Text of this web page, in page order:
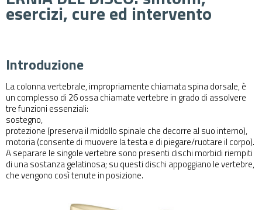
esercizi, cure ed intervento
Introduzione
La colonna vertebrale, impropriamente chiamata spina dorsale, è
un complesso di 26 ossa chiamate vertebre in grado di assolvere
tre funzioni essenziali:
sostegno,
protezione (preserva il midollo spinale che decorre al suo interno),
motoria (consente di muovere la testa e di piegare/ruotare il corpo).
A separare le singole vertebre sono presenti dischi morbidi riempiti
di una sostanza gelatinosa; su questi dischi appoggiano le vertebre,
che vengono così tenute in posizione.